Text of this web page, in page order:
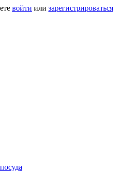
войти или зарегистрироваться